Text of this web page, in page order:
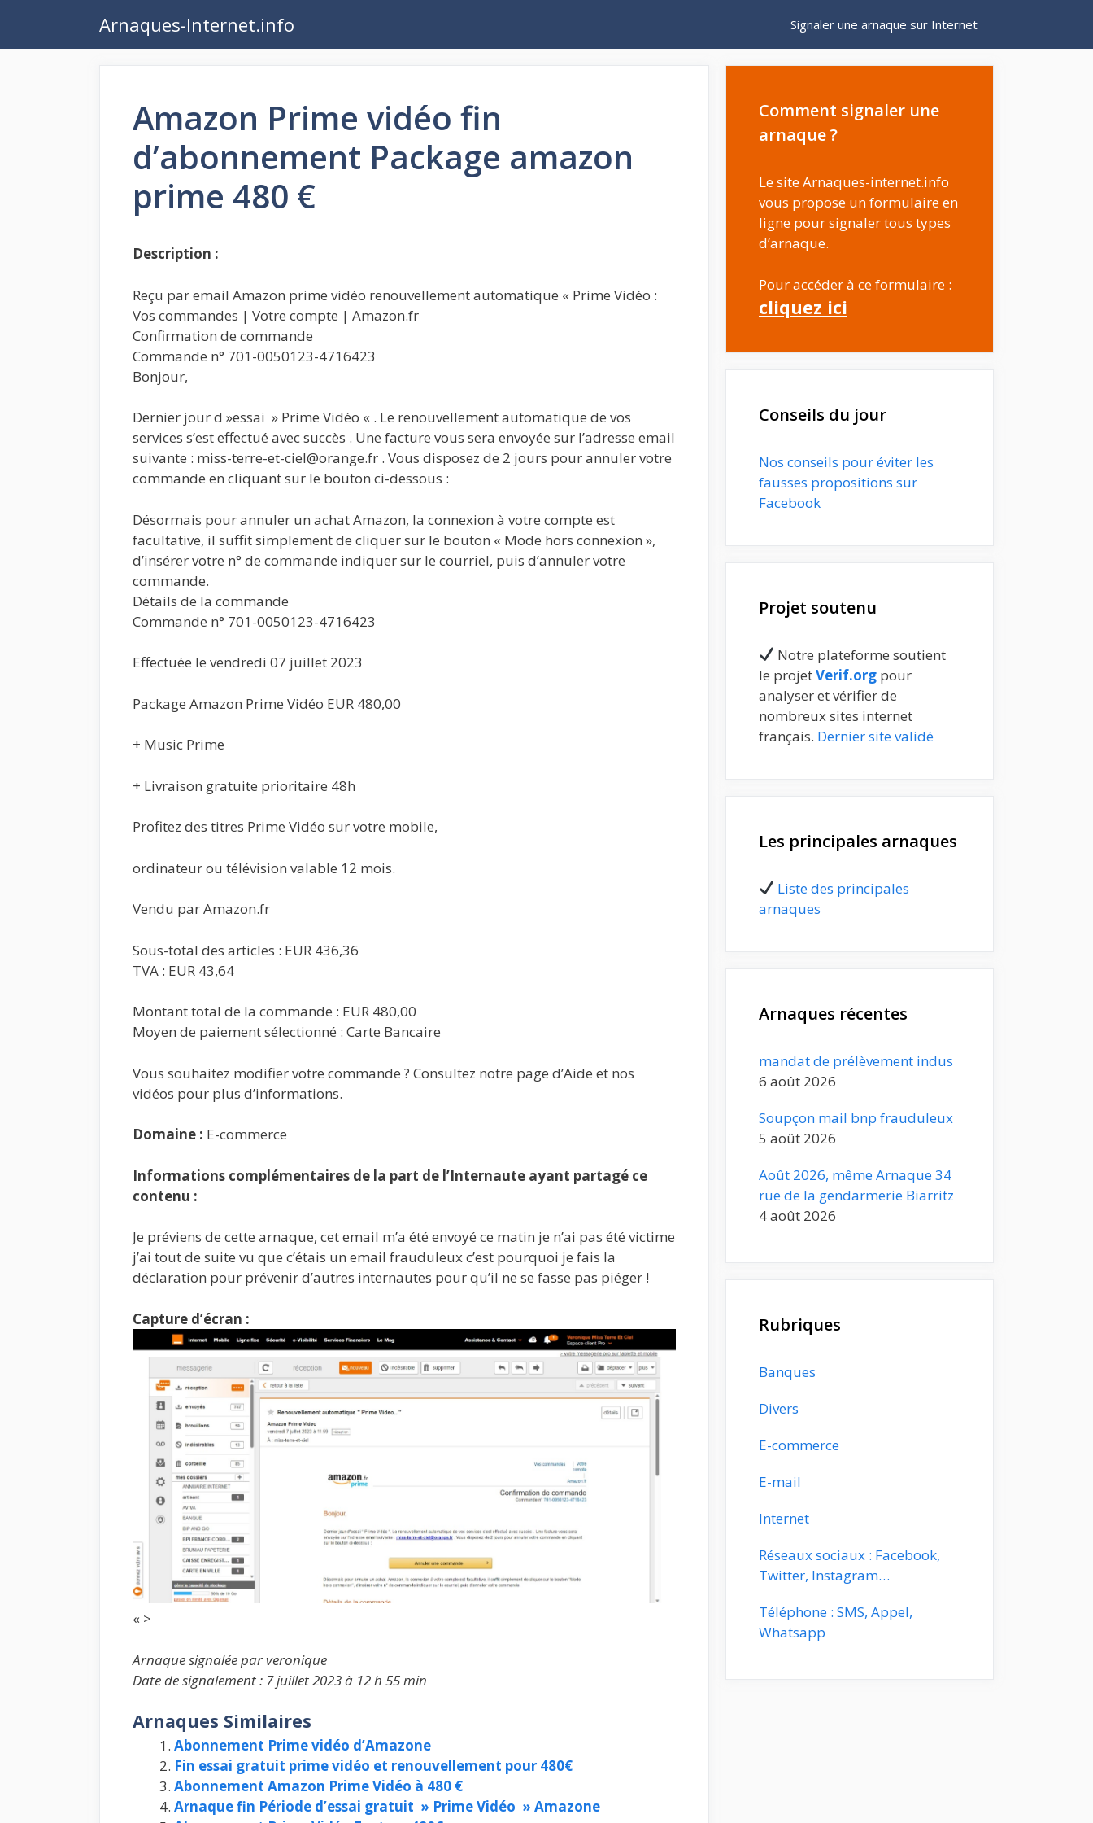
contenu
Arnaques-Internet.info Signaler une arnaque sur Internet
Amazon Prime vidéo fin
d’abonnement Package amazon
prime 480 €
Description :
Reçu par email Amazon prime vidéo renouvellement automatique « Prime Vidéo :
Vos commandes | Votre compte | Amazon.fr
Confirmation de commande
Commande n° 701-0050123-4716423
Bonjour,
Dernier jour d »essai » Prime Vidéo « . Le renouvellement automatique de vos
services s’est effectué avec succès . Une facture vous sera envoyée sur l’adresse email
suivante : miss-terre-et-ciel@orange.fr . Vous disposez de 2 jours pour annuler votre
commande en cliquant sur le bouton ci-dessous :
Désormais pour annuler un achat Amazon, la connexion à votre compte est
facultative, il suffit simplement de cliquer sur le bouton « Mode hors connexion »,
d’insérer votre n° de commande indiquer sur le courriel, puis d’annuler votre
commande.
Détails de la commande
Commande n° 701-0050123-4716423
Effectuée le vendredi 07 juillet 2023
Package Amazon Prime Vidéo EUR 480,00
+ Music Prime
+ Livraison gratuite prioritaire 48h
Profitez des titres Prime Vidéo sur votre mobile,
ordinateur ou télévision valable 12 mois.
Vendu par Amazon.fr
Sous-total des articles : EUR 436,36
TVA : EUR 43,64
Montant total de la commande : EUR 480,00
Moyen de paiement sélectionné : Carte Bancaire
Vous souhaitez modifier votre commande ? Consultez notre page d’Aide et nos
vidéos pour plus d’informations.
Domaine : E-commerce
Informations complémentaires de la part de l’Internaute ayant partagé ce
contenu :
Je préviens de cette arnaque, cet email m’a été envoyé ce matin je n’ai pas été victime
j’ai tout de suite vu que c’étais un email frauduleux c’est pourquoi je fais la
déclaration pour prévenir d’autres internautes pour qu’il ne se fasse pas piéger !
Capture d’écran :
« >
Arnaque signalée par veronique
Date de signalement : 7 juillet 2023 à 12 h 55 min
Arnaques Similaires
Abonnement Prime vidéo d’Amazone
Fin essai gratuit prime vidéo et renouvellement pour 480€
Abonnement Amazon Prime Vidéo à 480 €
Arnaque fin Période d’essai gratuit » Prime Vidéo » Amazone
Comment signaler une
arnaque ?
Le site Arnaques-internet.info
vous propose un formulaire en
ligne pour signaler tous types
d’arnaque.
Pour accéder à ce formulaire :
cliquez ici
Conseils du jour
Nos conseils pour éviter les
fausses propositions sur
Facebook
Projet soutenu
Notre plateforme soutient
le projetVerif.org pour
analyser et vérifier de
nombreux sites internet
français. Dernier site validé
Les principales arnaques
Liste des principales
arnaques
Arnaques récentes
mandat de prélèvement indus
6 août 2026
Soupçon mail bnp frauduleux
5 août 2026
Août 2026, même Arnaque 34
rue de la gendarmerie Biarritz
4 août 2026
Rubriques
Banques
Divers
E-commerce
E-mail
Internet
Réseaux sociaux : Facebook,
Twitter, Instagram…
Téléphone : SMS, Appel,
Whatsapp